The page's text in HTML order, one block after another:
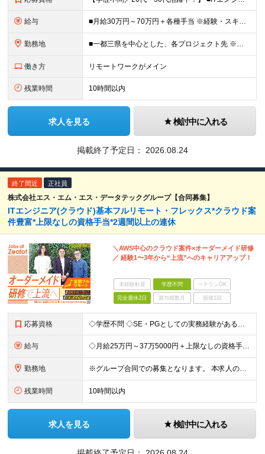
給与 ■月給30万円～70万円＋各種手当 ※経験・スキル・前職給与を最大限考慮のうえ決定いたします。 ※固定残業代：30時間分/56,250円～ ※試用期間はありません。 ★充実の各種手当・補助あり！ ・
勤務地 ■一都三県を中心とした、各プロジェクト先 ※リモートワーク率約70％！週2～3日のハイブリッド勤務がメインです。 ハイブリッド：約50%（週に数日リモート＋出社の組み合わせ） フルリモート：約20％
働き方 リモートワークがメイン
残業時間 10時間以内
求人を見る 検討中に入れる
掲載終了予定日： 2026.08.24
終了間近 正社員
株式会社エス・エム・エス・データテックグループ【合同募集】
ITエンジニア(クラウド)基本フルリモート・フレックス*クラウド案
件豊富*上限なしの資格手当*2週間以上の連休
＼AWS中心のクラウド案件×オーダーメイド研修
／ 経験1〜3年から“上流”へのキャリアアップ！
未経験歓迎 学歴不問 ベテランOK
完全週休2日 賞与複数月 面接1回
応募資格 ◇学歴不問 ◇SE・PGとしての実務経験がある方 フルリモートではありますが わからないことはすぐ聞ける環境を整えているので、 自分からヘルプを出せる方であれば問題ありません。 ＼こんな方は歓迎／
給与 ◇月給25万円～37万5000円＋上限なしの資格手当など ＼豊かな経験をお持ちの方は優遇／ ◇月給37万5000円～58万円＋上限なしの資格手当など ＼上限なしの資格手当制度あり／ 資格取得にかか
勤務地 ※グループ合同での募集となります。 本求人の雇用は「 株式会社ZEALOT 」となります。 ◇フルリモート／日本全国、好きな場所で働くことが可能！ ◇もちろん転勤もありません ＜本社＞ 東京都
残業時間 10時間以内
求人を見る 検討中に入れる